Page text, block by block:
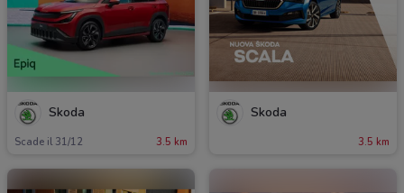
Skoda
Scade il 31/12 3.5 km
Skoda
3.5 km